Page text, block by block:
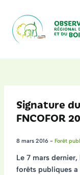
contenu
Signature
FNCOFOR
8 mars 2016 - Forêt
Le 7 mars
forêts publiques a